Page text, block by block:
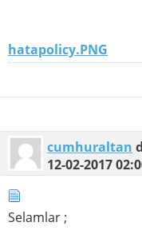
hatapolicy.PNG
cumhuraltan
12-02-2017
Selamlar ;